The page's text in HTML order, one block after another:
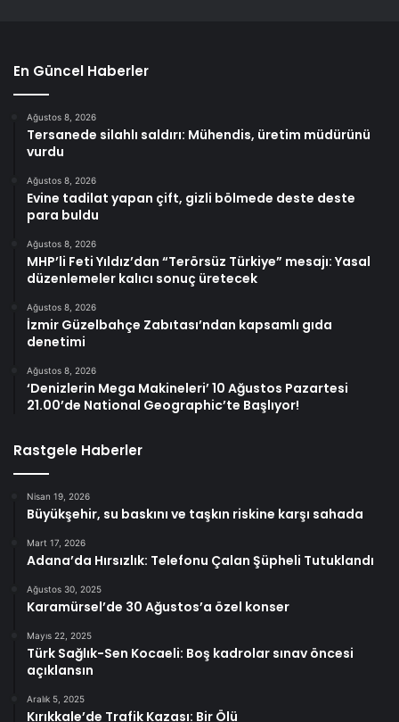
En Güncel Haberler
Ağustos 8, 2026
Tersanede silahlı saldırı: Mühendis, üretim müdürünü
vurdu
Ağustos 8, 2026
Evine tadilat yapan çift, gizli bölmede deste deste
para buldu
Ağustos 8, 2026
MHP’li Feti Yıldız’dan “Terörsüz Türkiye” mesajı: Yasal
düzenlemeler kalıcı sonuç üretecek
Ağustos 8, 2026
İzmir Güzelbahçe Zabıtası’ndan kapsamlı gıda
denetimi
Ağustos 8, 2026
‘Denizlerin Mega Makineleri’ 10 Ağustos Pazartesi
21.00’de National Geographic’te Başlıyor!
Rastgele Haberler
Nisan 19, 2026
Büyükşehir, su baskını ve taşkın riskine karşı sahada
Mart 17, 2026
Adana’da Hırsızlık: Telefonu Çalan Şüpheli Tutuklandı
Ağustos 30, 2025
Karamürsel’de 30 Ağustos’a özel konser
Mayıs 22, 2025
Türk Sağlık-Sen Kocaeli: Boş kadrolar sınav öncesi
açıklansın
Aralık 5, 2025
Kırıkkale’de Trafik Kazası: Bir Ölü